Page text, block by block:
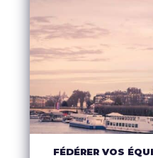
FÉDÉRER VOS